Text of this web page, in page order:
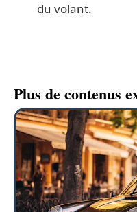
du volant.
Plus de contenus